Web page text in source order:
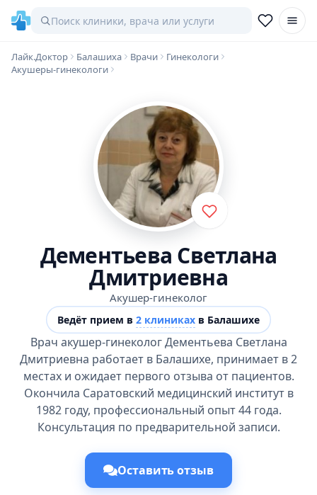
Лайк.Доктор Балашиха Врачи
Гинекологи
Акушеры-гинекологи
Дементьева Светлана
Дмитриевна
Акушер-гинеколог
Ведёт прием в 2 клиниках в Балашихе
Врач акушер-гинеколог Дементьева Светлана
Дмитриевна работает в Балашихе, принимает в 2
местах и ожидает первого отзыва от пациентов.
Окончила Саратовский медицинский институт в
1982 году, профессиональный опыт 44 года.
Консультация по предварительной записи.
Оставить отзыв